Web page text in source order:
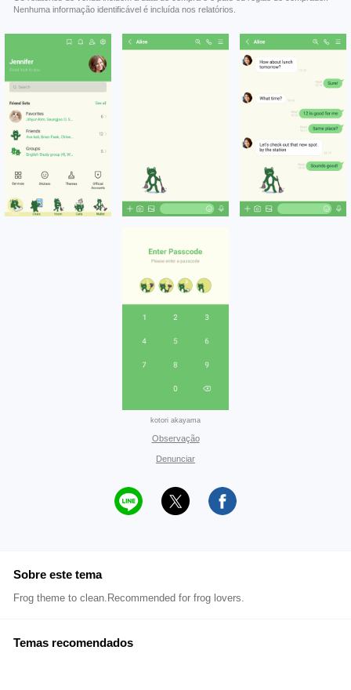
Nenhuma informação identificável é incluída nos relatórios.
kotori akayama
Observação
Denunciar
Sobre este tema
Frog theme to clean.Recommended for frog lovers.
Temas recomendados